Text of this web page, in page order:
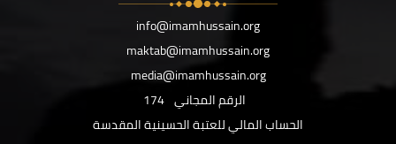
info@imamhussain.org
maktab@imamhussain.org
media@imamhussain.org
الرقم المجاني 174
الحساب المالي للعتبة الحسينية المقدسة